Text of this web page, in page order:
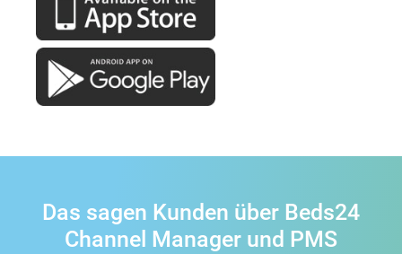
Das sagen Kunden über Beds24
Channel Manager und PMS